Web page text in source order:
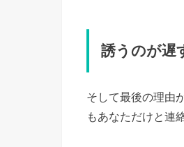
誘うのが遅
そして最後の理由
もあなただけと連